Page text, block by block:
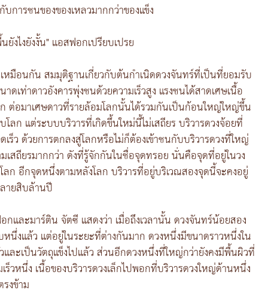
ารชนของของเหลวมากกว่าของแข็ง
ยังไงยังงั้น" แอสฟอกเปรียบเปรย
หมือนกัน สมมุติฐานเกี่ยวกับต้นกำเนิดดวงจันทร์ที่เป็นที่ยอมรับ
เท่าดาวอังคารพุ่งชนด้วยความเร็วสูง แรงชนได้สาดเศษเนื้อ
ต่อมาเศษดาวที่รายล้อมโลกนั้นได้รวมกันเป็นก้อนใหญ่ใหญ่ขึ้น
โลก แต่ระบบบริวารที่เกิดขึ้นใหม่นี้ไม่เสถียร บริวารดวงจ้อยที่
ร็ว ด้วยการตกลงสู่โลกหรือไม่ก็ต้องเข้าชนกับบริวารดวงที่ใหญ่
เสถียรมากกว่า ดังที่รู้จักกันในชื่อจุดทรอย นั่นคือจุดที่อยู่ในวง
ก อีกจุดหนึ่งตามหลังโลก บริวารที่อยู่บริเวณสองจุดนี้จะคงอยู่
ายสิบล้านปี
และมาร์ติน จัตซี แสดงว่า เมื่อถึงเวลานั้น ดวงจันทร์น้อยสอง
นึ่งแล้ว แต่อยู่ในระยะที่ต่างกันมาก ดวงหนึ่งมีขนาดราวหนึ่งใน
ละเป็นวัตถุแข็งไปแล้ว ส่วนอีกดวงหนึ่งที่ใหญ่กว่ายังคงมีพื้นผิวที่
วหนึ่ง เนื้อของบริวารดวงเล็กไปพอกที่บริวารดวงใหญ่ด้านหนึ่ง
งข้าม